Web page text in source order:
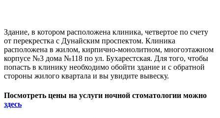
Здание, в котором расположена клиника, четвертое по счету
от перекрестка с Дунайским проспектом. Клиника
расположена в жилом, кирпично-монолитном, многоэтажном
корпусе №3 дома №118 по ул. Бухарестская. Для того, чтобы
попасть в клинику необходимо обойти здание и с обратной
стороны жилого квартала и вы увидите вывеску.
Посмотреть цены на услуги ночной стоматологии можно
здесь